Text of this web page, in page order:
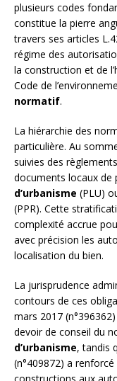
plusieurs codes
constitue la pierre
travers ses articles
régime des
la construction et de
Code de
normatif.
La hiérarchie des
particulière. Au
suivies des
documents locaux de
d’urbanisme (PLU)
(PPR). Cette
complexité accrue
avec précision les
localisation du bien.
La jurisprudence
contours de ces
mars 2017
devoir de conseil du
d’urbanisme, tandis
(n°409872) a